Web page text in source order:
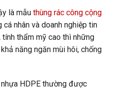
là mẫu thùng rác công cộng
nhân và doanh nghiệp tin
thẩm mỹ cao thì những
năng ngăn mùi hôi, chống
HDPE thường được